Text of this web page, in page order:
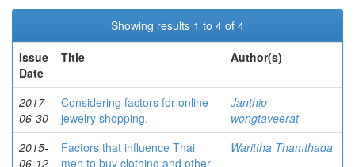
Showing results 1 to 4 of 4
Issue
Date
Title Author(s)
2017-
06-30
Considering factors for online
jewelry shopping.
Janthip
wongtaveerat
2015-
06-12
Factors that influence Thai
men to buy clothing and other
Warittha Thamthada